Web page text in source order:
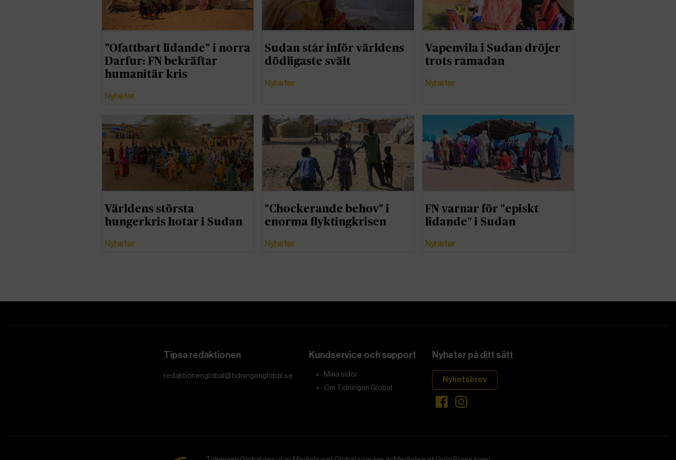
”Ofattbart lidande” i norra
Darfur: FN bekräftar
humanitär kris
Nyheter
Sudan står inför världens
dödligaste svält
Nyheter
Vapenvila i Sudan dröjer
trots ramadan
Nyheter
Världens största
hungerkris hotar i Sudan
Nyheter
"Chockerande behov" i
enorma flyktingkrisen
Nyheter
FN varnar för "episkt
lidande" i Sudan
Nyheter
Tipsa redaktionen
redaktionenglobal@tidningenglobal.se
Kundservice och support
Mina sidor
Om Tidningen Global
Nyheter på ditt sätt
Nyhetsbrev